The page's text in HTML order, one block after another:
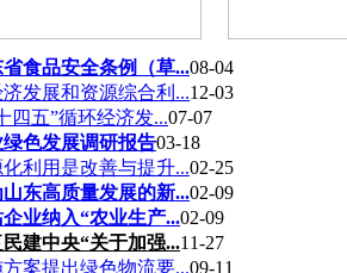
食品安全条例（草...08-04
济发展和资源综合利...12-03
四五”循环经济发...07-07
色发展调研报告03-18
利用是改善与提升...02-25
东高质量发展的新...02-09
业纳入“农业生产...02-09
建中央“关于加强...11-27
案提出绿色物流要...09-11